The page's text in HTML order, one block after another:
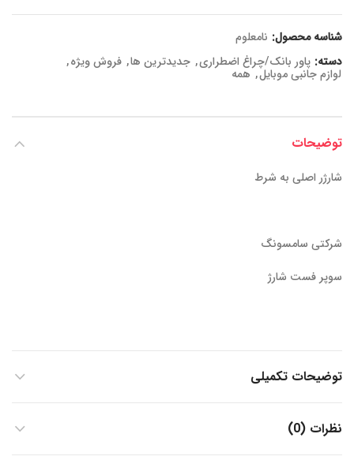
شناسه محصول: نامعلوم
دسته: پاور بانک/چراغ اضطراری, جدیدترین ها, فروش ویژه,
لوازم جانبی موبایل, همه
توضیحات
شارژر اصلی به شرط
شرکتی سامسونگ
سوپر فست شارژ
توضیحات تکمیلی
نظرات (0)